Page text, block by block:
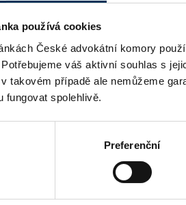
používá cookies
České advokátní komory
váš aktivní souhlas s
takovém případě ale nemůžeme
fungovat spolehlivě.
Preferenční